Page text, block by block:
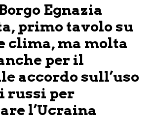
Egnazia
primo tavolo su
clima, ma molta
per il
accordo sull’uso
russi per
l’Ucraina